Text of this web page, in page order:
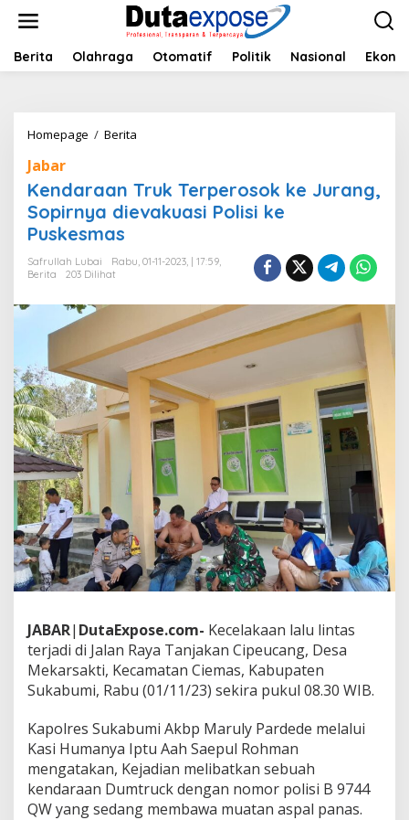
t
Berita Olahraga Otomatif Politik Nasional
Homepage / Berita
d
a
r
n
k
T
e
r
J
u
r
a
g
,
S
o
p
r
n
y
a
d
i
Jabar
Kendaraan Truk Terperosok ke Jurang,
Sopirnya dievakuasi Polisi ke
Puskesmas
Safrullah Lubai
Rabu, 01-11-2023, | 17:59,
Berita
203 Dilihat
JABAR| DutaExpose.com- Kecelakaan lalu lintas
terjadi di Jalan Raya Tanjakan Cipeucang, Desa
Mekarsakti, Kecamatan Ciemas, Kabupaten
Sukabumi, Rabu (01/11/23) sekira pukul 08.30 WIB.
Kapolres Sukabumi Akbp Maruly Pardede melalui
Kasi Humanya Iptu Aah Saepul Rohman
mengatakan, Kejadian melibatkan sebuah
kendaraan Dumtruck dengan nomor polisi B 9744
QW yang sedang membawa muatan aspal panas.